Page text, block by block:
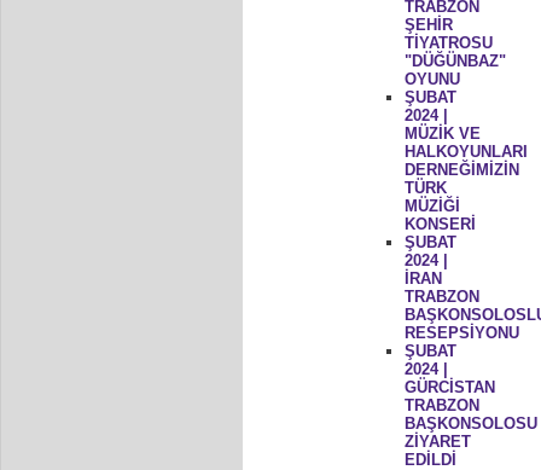
TRABZON
ŞEHİR
TİYATROSU
"DÜĞÜNBAZ"
OYUNU
ŞUBAT
2024 |
MÜZİK VE
HALKOYUNLARI
DERNEĞİMİZİN
TÜRK
MÜZİĞİ
KONSERİ
ŞUBAT
2024 |
İRAN
TRABZON
RESEPSİYONU
ŞUBAT
2024 |
GÜRCİSTAN
TRABZON
BAŞKONSOLOSU
ZİYARET
EDİLDİ